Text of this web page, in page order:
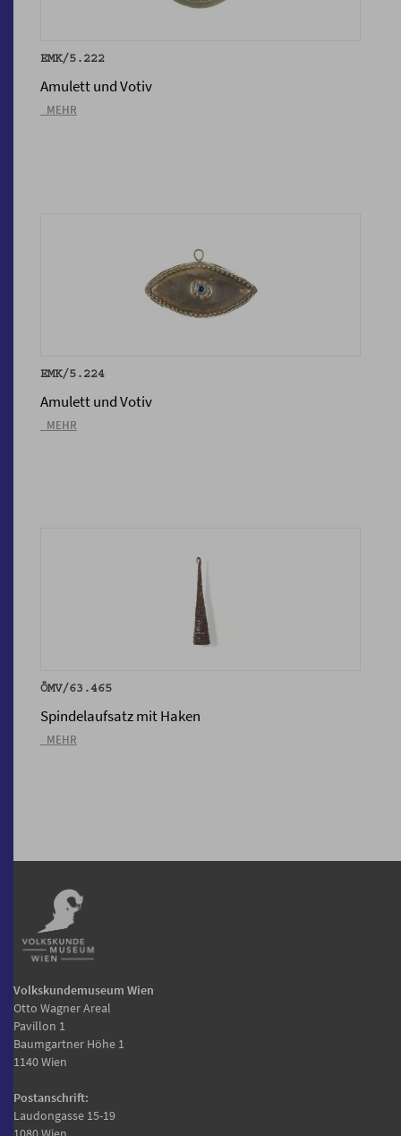
EMK/5.222
Amulett und Votiv
_MEHR
EMK/5.224
Amulett und Votiv
_MEHR
ÖMV/63.465
Spindelaufsatz mit Haken
_MEHR
Volkskundemuseum Wien
Otto Wagner Areal
Pavillon 1
Baumgartner Höhe 1
1140 Wien
Postanschrift:
Laudongasse 15-19